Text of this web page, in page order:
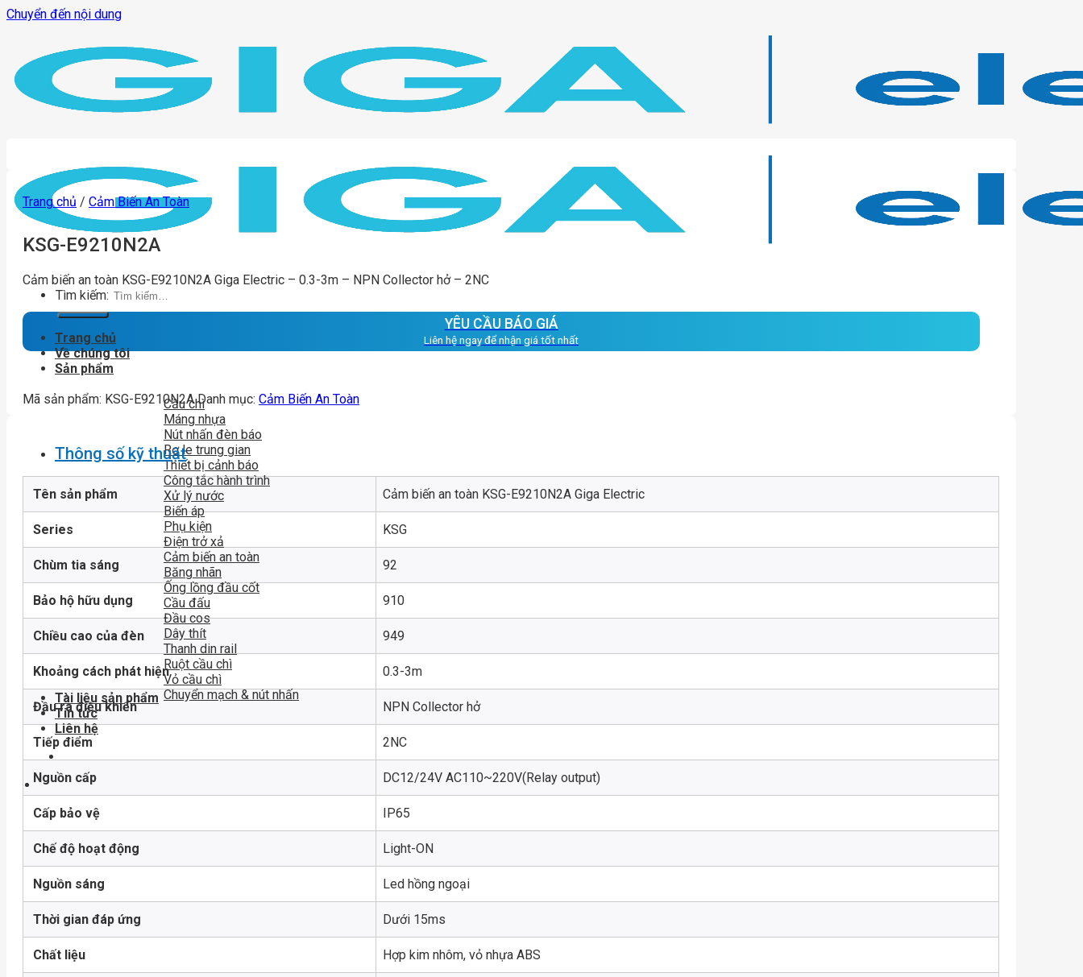
Chuyển đến nội dung
Tìm kiếm:
Trang chủ
Về chúng tôi
Sản phẩm
Cầu chì
Máng nhựa
Nút nhấn đèn báo
Rơ le trung gian
Thiết bị cảnh báo
Công tắc hành trình
Xử lý nước
Biến áp
Phụ kiện
Điện trở xả
Cảm biến an toàn
Băng nhãn
Ống lồng đầu cốt
Cầu đấu
Đầu cos
Dây thít
Thanh din rail
Ruột cầu chì
Vỏ cầu chì
Chuyển mạch & nút nhấn
Tài liệu sản phẩm
Tin tức
Liên hệ
Trang chủ / Cảm Biến An Toàn
KSG-E9210N2A
Cảm biến an toàn KSG-E9210N2A Giga Electric – 0.3-3m – NPN Collector hở – 2NC
YÊU CẦU BÁO GIÁ
Liên hệ ngay để nhận giá tốt nhất
Mã sản phẩm: KSG-E9210N2A Danh mục: Cảm Biến An Toàn
Thông số kỹ thuật
Tên sản phẩm Cảm biến an toàn KSG-E9210N2A Giga Electric
Series KSG
Chùm tia sáng 92
Bảo hộ hữu dụng 910
Chiều cao của đèn 949
Khoảng cách phát hiện 0.3-3m
Đầu ra điều khiển NPN Collector hở
Tiếp điểm 2NC
Nguồn cấp DC12/24V AC110~220V(Relay output)
Cấp bảo vệ IP65
Chế độ hoạt động Light-ON
Nguồn sáng Led hồng ngoại
Thời gian đáp ứng Dưới 15ms
Chất liệu Hợp kim nhôm, vỏ nhựa ABS